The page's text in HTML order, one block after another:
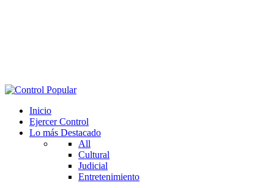
Inicio
Ejercer Control
Lo más Destacado
All
Cultural
Judicial
Entretenimiento